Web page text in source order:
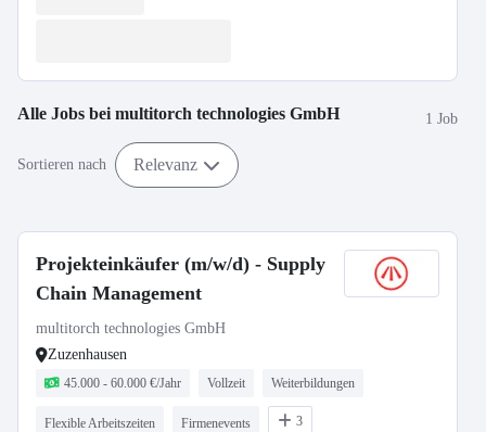
Alle Jobs bei multitorch technologies GmbH 1 Job
Sortieren nach Relevanz
Projekteinkäufer (m/w/d) - Supply
Chain Management
multitorch technologies GmbH
Zuzenhausen
45.000 - 60.000 €/Jahr Vollzeit Weiterbildungen
Flexible Arbeitszeiten Firmenevents 3